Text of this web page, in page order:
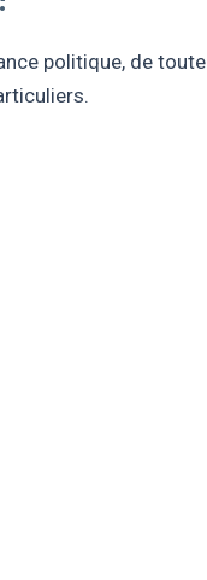
politique, de toute